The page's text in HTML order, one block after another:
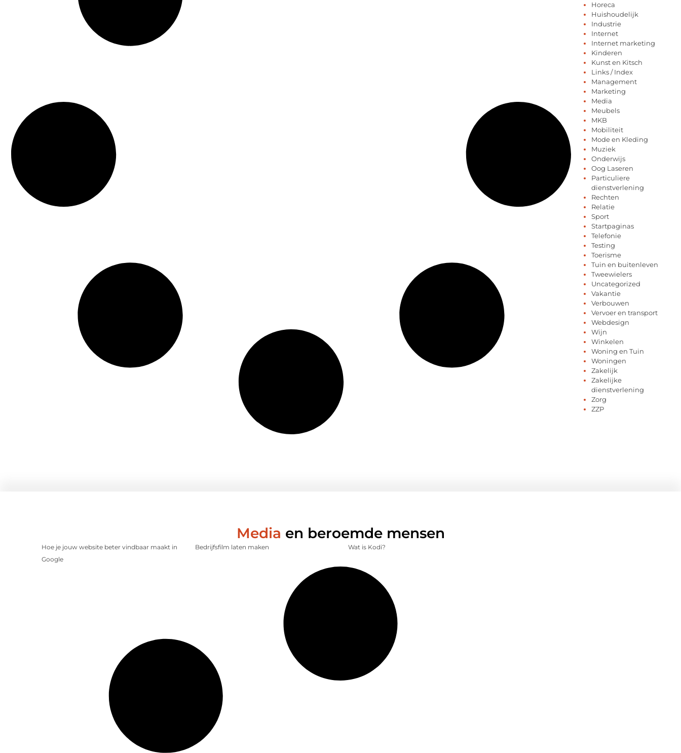
Horeca
Huishoudelijk
Industrie
Internet
Internet marketing
Kinderen
Kunst en Kitsch
Links / Index
Management
Marketing
Media
Meubels
MKB
Mobiliteit
Mode en Kleding
Muziek
Onderwijs
Oog Laseren
Particuliere
dienstverlening
Rechten
Relatie
Sport
Startpaginas
Telefonie
Testing
Toerisme
Tuin en buitenleven
Tweewielers
Uncategorized
Vakantie
Verbouwen
Vervoer en transport
Webdesign
Wijn
Winkelen
Woning en Tuin
Woningen
Zakelijk
Zakelijke
dienstverlening
Zorg
ZZP
Media en beroemde mensen
Hoe je jouw website beter vindbaar maakt in
Google
Bedrijfsfilm laten maken Wat is Kodi?